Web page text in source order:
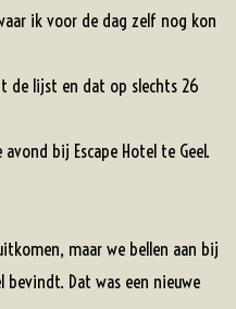
ik voor de dag zelf nog kon
de lijst en dat op slechts 26
bij Escape Hotel te Geel.
maar we bellen aan bij
Dat was een nieuwe